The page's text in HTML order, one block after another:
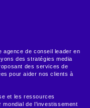
agence de conseil leader en
des stratégies media
des services de
pour aider nos clients à
et les ressources
mondial de l'investissement